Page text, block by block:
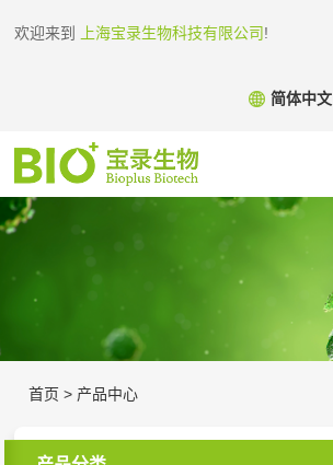
欢迎来到 上海宝录生物科技有限公司!
简体中文
首页 > 产品中心